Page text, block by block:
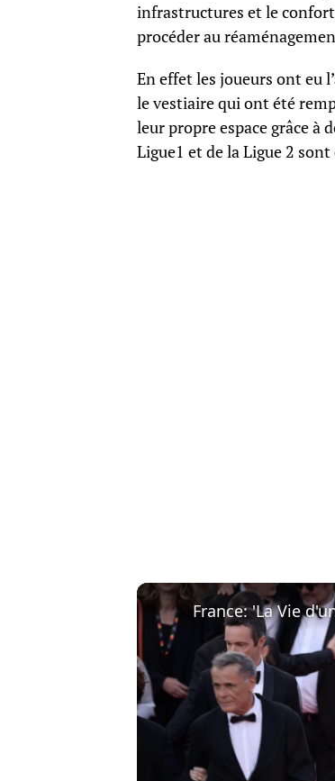
infrastructures et le confort
procéder au
En effet les joueurs ont eu
le vestiaire qui ont été
leur propre espace grâce à
Ligue1 et de la Ligue 2 sont